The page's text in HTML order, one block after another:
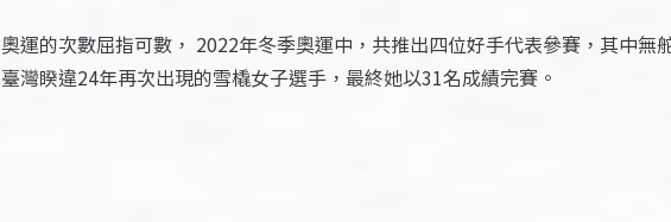
運的次數屈指可數， 2022年冬季奧運中，共推出四位好手代表參賽，其中無
灣睽違24年再次出現的雪橇女子選手，最終她以31名成績完賽。